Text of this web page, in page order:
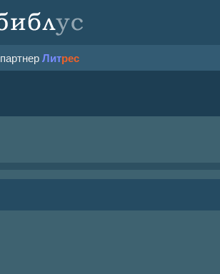
партнерЛитрес